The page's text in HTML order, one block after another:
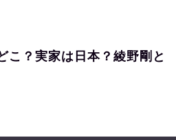
こ？実家は日本？綾野剛と